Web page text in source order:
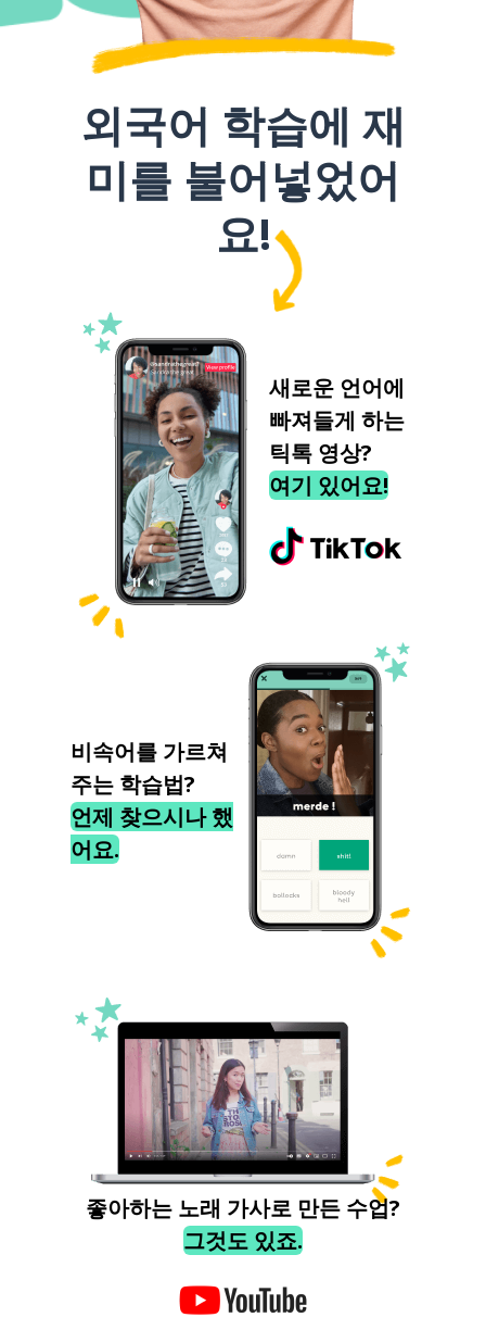
외국어 학습에 재
미를 불어넣었어
요!
새로운 언어에
빠져들게 하는
틱톡 영상?
여기 있어요!
비속어를 가르쳐
주는 학습법?
언제 찾으시나 했
어요.
좋아하는 노래 가사로 만든 수업?
그것도 있죠.